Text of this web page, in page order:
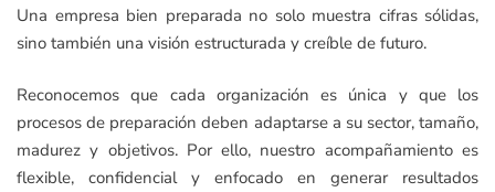
Una empresa bien preparada no solo muestra cifras sólidas,
sino también una visión estructurada y creíble de futuro.
Reconocemos que cada organización es única y que los
procesos de preparación deben adaptarse a su sector, tamaño,
madurez y objetivos. Por ello, nuestro acompañamiento es
flexible, confidencial y enfocado en generar resultados